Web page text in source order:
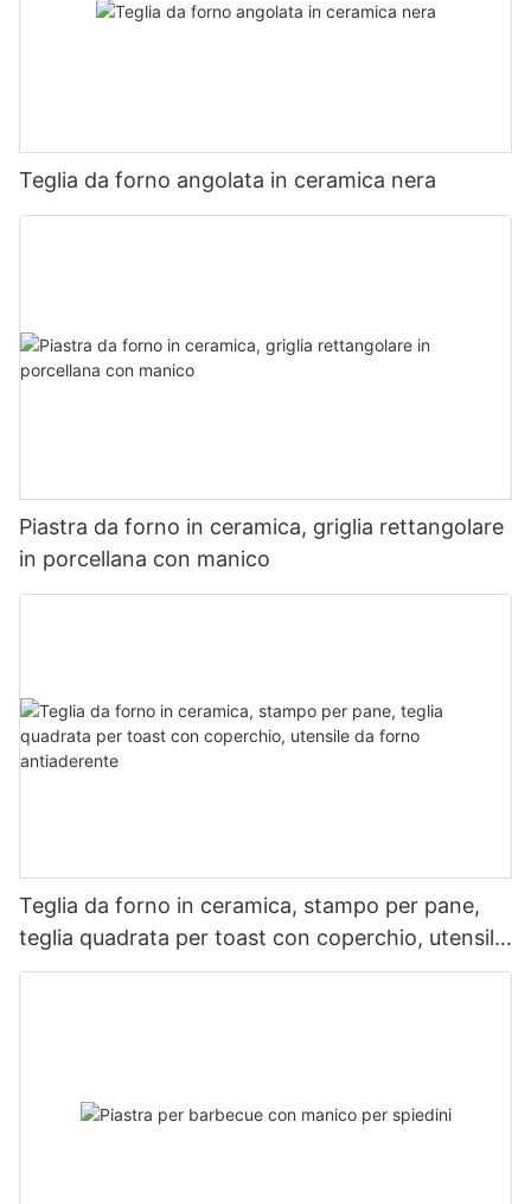
Teglia da forno angolata in ceramica nera
Piastra da forno in ceramica, griglia rettangolare
in porcellana con manico
Teglia da forno in ceramica, stampo per pane,
teglia quadrata per toast con coperchio, utensile
da forno antiaderente